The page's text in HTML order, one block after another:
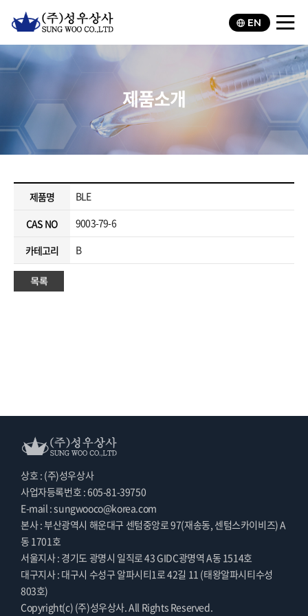
EN
제품소개
제품명
BLE
CAS NO
9003-79-6
카테고리
B
상호 : (주)성우상사
사업자등록번호 : 605-81-39750
E-mail : sungwooco@korea.com
본사 : 부산광역시 해운대구 센텀중앙로 97(재송동, 센텀스카이비즈) A
동 1701호
서울지사 : 경기도 광명시 일직로 43 GIDC광명역 A동 1514호
대구지사 : 대구시 수성구 알파시티1로 42길 11 (태왕알파시티수성
803호)
Copyright(c) (주)성우상사. All Rights Reserved.